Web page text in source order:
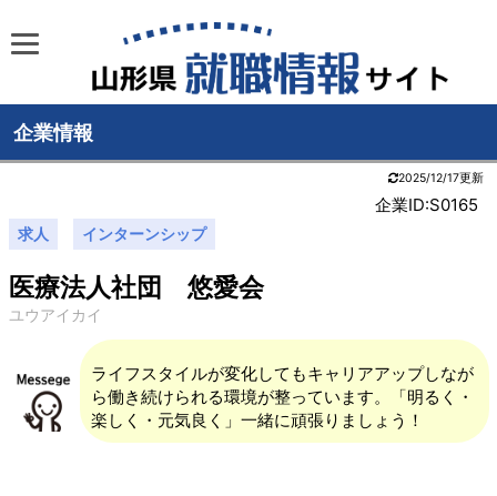
企業情報
2025/12/17更新
企業ID:S0165
求人 インターンシップ
医療法人社団 悠愛会
ユウアイカイ
ライフスタイルが変化してもキャリアアップしなが
ら働き続けられる環境が整っています。「明るく・
楽しく・元気良く」一緒に頑張りましょう！